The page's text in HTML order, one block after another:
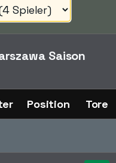
Saison
Position Tore